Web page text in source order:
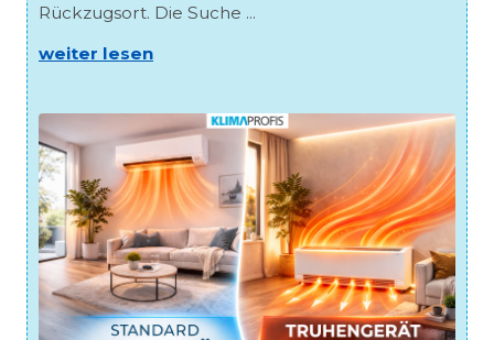
Rückzugsort. Die Suche ...
weiter lesen